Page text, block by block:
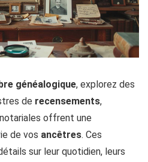
généalogique, explorez des
de recensements,
offrent une
de vos ancêtres. Ces
sur leur quotidien, leurs